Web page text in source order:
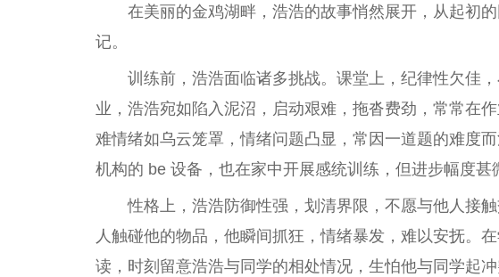
在美丽的金鸡湖畔，浩浩的故事悄然展开，从起初
记。
训练前，浩浩面临诸多挑战。课堂上，纪律性欠佳
业，浩浩宛如陷入泥沼，启动艰难，拖沓费劲，常常在
难情绪如乌云笼罩，情绪问题凸显，常因一道题的难度
机构的 be 设备，也在家中开展感统训练，但进步幅度甚
性格上，浩浩防御性强，划清界限，不愿与他人接触
人触碰他的物品，他瞬间抓狂，情绪暴发，难以安抚。
读，时刻留意浩浩与同学的相处情况，生怕他与同学起冲